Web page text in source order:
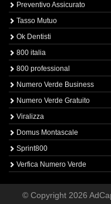
Preventivo Assicurato
Tasso Mutuo
Ok Dentisti
800 italia
800 professional
Numero Verde Business
Numero Verde Gratuito
Viralizza
Domus Montascale
Sprint800
Verfica Numero Verde
© Copyright 2026